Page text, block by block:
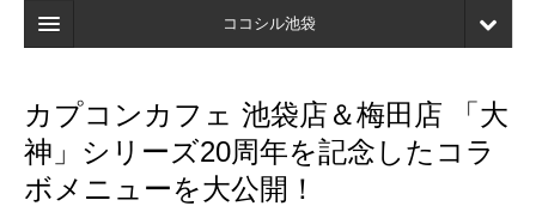
ココシル池袋
検索
店舗・施設最新情報
カプコンカフェ 池袋店＆梅田店 「大
神」シリーズ20周年を記念したコラ
ボメニューを大公開！